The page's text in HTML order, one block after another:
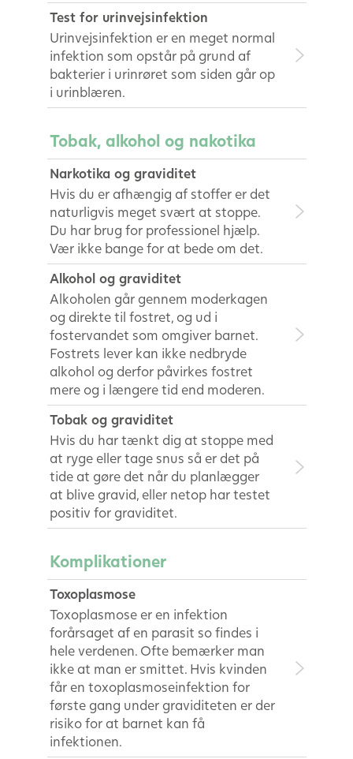
Test for urinvejsinfektion
Urinvejsinfektion er en meget normal
infektion som opstår på grund af
bakterier i urinrøret som siden går op
i urinblæren.
Tobak, alkohol og nakotika
Narkotika og graviditet
Hvis du er afhængig af stoffer er det
naturligvis meget svært at stoppe.
Du har brug for professionel hjælp.
Vær ikke bange for at bede om det.
Alkohol og graviditet
Alkoholen går gennem moderkagen
og direkte til fostret, og ud i
fostervandet som omgiver barnet.
Fostrets lever kan ikke nedbryde
alkohol og derfor påvirkes fostret
mere og i længere tid end moderen.
Tobak og graviditet
Hvis du har tænkt dig at stoppe med
at ryge eller tage snus så er det på
tide at gøre det når du planlægger
at blive gravid, eller netop har testet
positiv for graviditet.
Komplikationer
Toxoplasmose
Toxoplasmose er en infektion
forårsaget af en parasit so findes i
hele verdenen. Ofte bemærker man
ikke at man er smittet. Hvis kvinden
får en toxoplasmoseinfektion for
første gang under graviditeten er der
risiko for at barnet kan få
infektionen.